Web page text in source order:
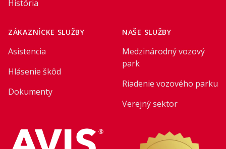
História
ZÁKAZNÍCKE SLUŽBY
Asistencia
Hlásenie škôd
Dokumenty
NAŠE SLUŽBY
Medzinárodný vozový
park
Riadenie vozového parku
Verejný sektor